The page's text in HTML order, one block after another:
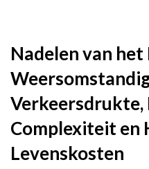
Nadelen van het
Verkeersdrukte,
Complexiteit en
Levenskosten